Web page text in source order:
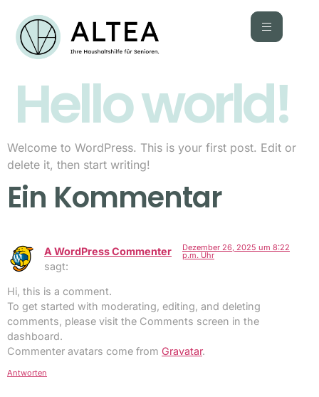
Hello world!
Welcome to WordPress. This is your first post. Edit or
delete it, then start writing!
Ein Kommentar
A WordPress Commenter
sagt:
Dezember 26, 2025 um 8:22
p.m. Uhr
Hi, this is a comment.
To get started with moderating, editing, and deleting
comments, please visit the Comments screen in the
dashboard.
Commenter avatars come from Gravatar.
Antworten